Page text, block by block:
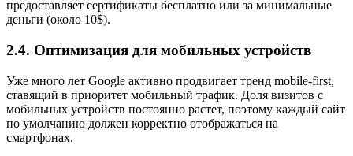
предоставляет сертификаты бесплатно или за минимальные
деньги (около 10$).
2.4. Оптимизация для мобильных устройств
Уже много лет Google активно продвигает тренд mobile-first,
ставящий в приоритет мобильный трафик. Доля визитов с
мобильных устройств постоянно растет, поэтому каждый сайт
по умолчанию должен корректно отображаться на
смартфонах.